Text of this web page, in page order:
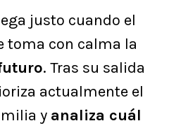
justo cuando el
toma con calma la
. Tras su salida
actualmente el
y analiza cuál